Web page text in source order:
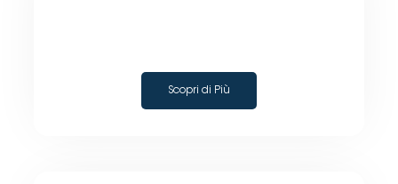
Scopri di Più